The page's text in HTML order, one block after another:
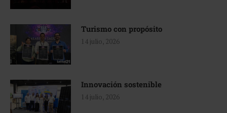
Turismo con propósito
14 julio, 2026
Innovación sostenible
14 julio, 2026